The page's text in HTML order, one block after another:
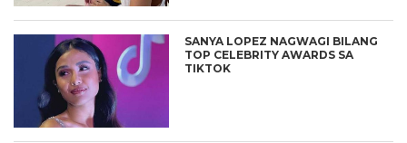
SANYA LOPEZ NAGWAGI BILANG
TOP CELEBRITY AWARDS SA
TIKTOK